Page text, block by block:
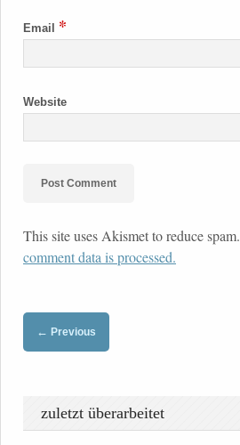
Email *
Website
This site uses Akismet to reduce spam.
comment data is processed.
← Previous
zuletzt überarbeitet